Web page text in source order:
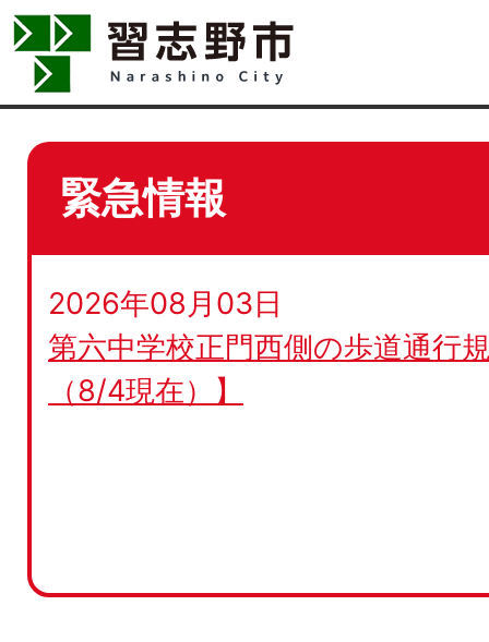
緊急情報
2026年08月03日
第六中学校正門西側の歩道通行
（8/4現在）】